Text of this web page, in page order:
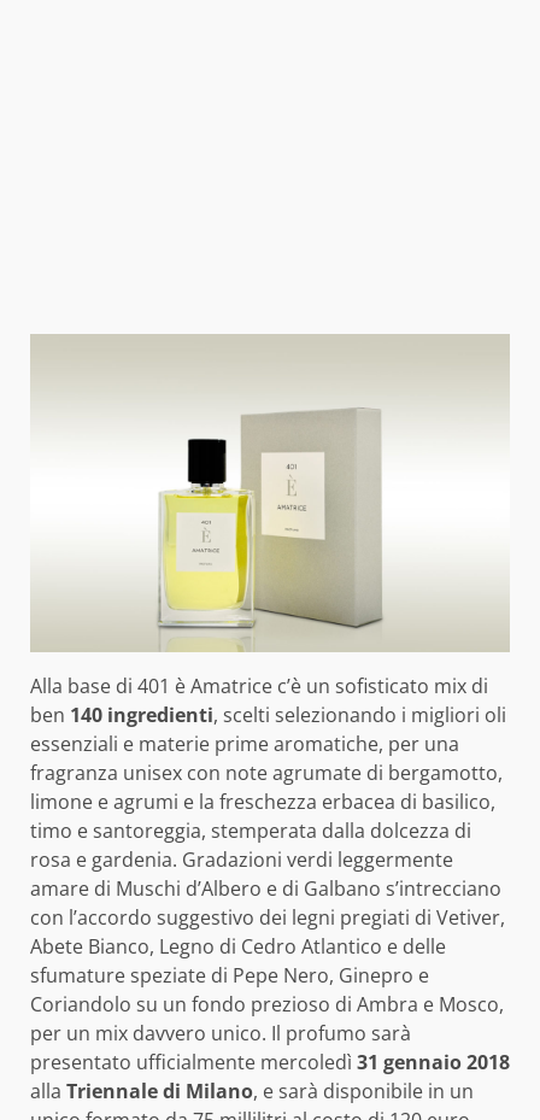
Alla base di 401 è Amatrice c’è un sofisticato mix di
ben 140 ingredienti, scelti selezionando i migliori oli
essenziali e materie prime aromatiche, per una
fragranza unisex con note agrumate di bergamotto,
limone e agrumi e la freschezza erbacea di basilico,
timo e santoreggia, stemperata dalla dolcezza di
rosa e gardenia. Gradazioni verdi leggermente
amare di Muschi d’Albero e di Galbano s’intrecciano
con l’accordo suggestivo dei legni pregiati di Vetiver,
Abete Bianco, Legno di Cedro Atlantico e delle
sfumature speziate di Pepe Nero, Ginepro e
Coriandolo su un fondo prezioso di Ambra e Mosco,
per un mix davvero unico. Il profumo sarà
presentato ufficialmente mercoledì 31 gennaio 2018
alla Triennale di Milano, e sarà disponibile in un